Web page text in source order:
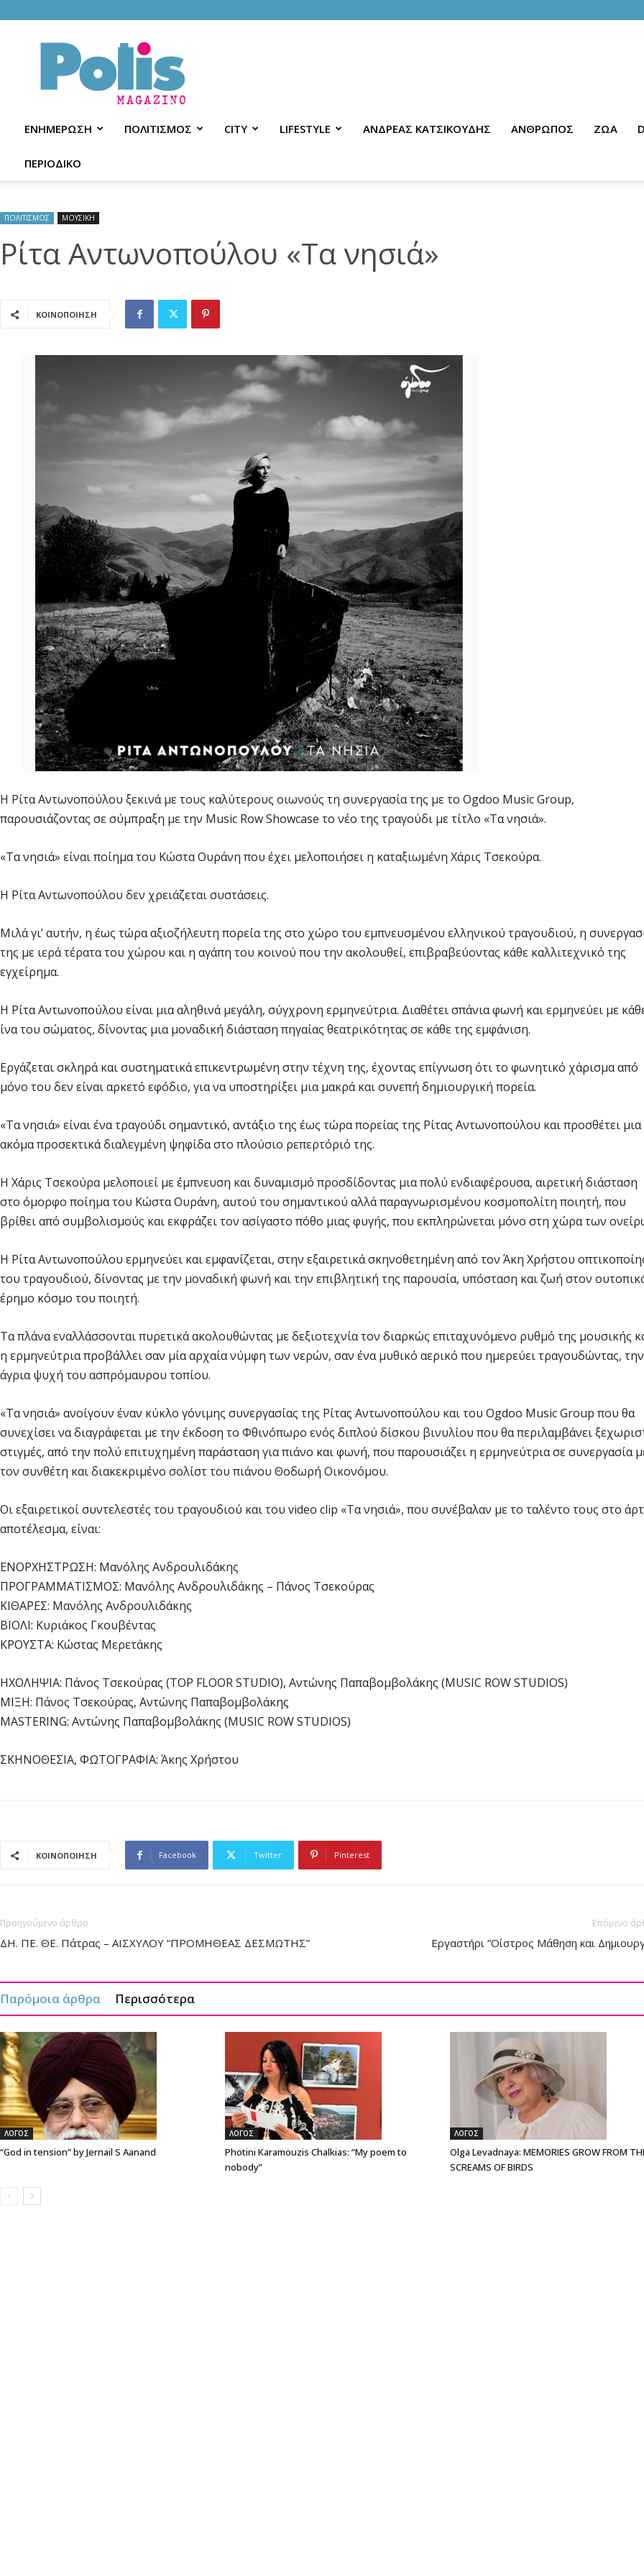
Polis
Magazino
ΕΝΗΜΕΡΩΣΗ ΠΟΛΙΤΙΣΜΟΣ CITY LIFESTYLE ΑΝΔΡΕΑΣ ΚΑΤΣΙΚΟΥΔΗΣ ΑΝΘΡΩΠΟΣ ΖΩΑ
ΠΕΡΙΟΔΙΚΟ
ΠΟΛΙΤΙΣΜΟΣ ΜΟΥΣΙΚΗ
Ρίτα Αντωνοπούλου «Τα νησιά»
ΚΟΙΝΟΠΟΙΗΣΗ
Η Ρίτα Αντωνοπούλου ξεκινά με τους καλύτερους οιωνούς τη συνεργασία της με το Ogdoo Music Group,
παρουσιάζοντας σε σύμπραξη με την Music Row Showcase το νέο της τραγούδι με τίτλο «Τα νησιά».
«Τα νησιά» είναι ποίημα του Κώστα Ουράνη που έχει μελοποιήσει η καταξιωμένη Χάρις Τσεκούρα.
Η Ρίτα Αντωνοπούλου δεν χρειάζεται συστάσεις.
Μιλά γι’ αυτήν, η έως τώρα αξιοζήλευτη πορεία της στο χώρο του εμπνευσμένου ελληνικού τραγουδιού, η
της με ιερά τέρατα του χώρου και η αγάπη του κοινού που την ακολουθεί, επιβραβεύοντας κάθε καλλιτεχνικό της
εγχείρημα.
Η Ρίτα Αντωνοπούλου είναι μια αληθινά μεγάλη, σύγχρονη ερμηνεύτρια. Διαθέτει σπάνια φωνή και ερμηνεύει με
ίνα του σώματος, δίνοντας μια μοναδική διάσταση πηγαίας θεατρικότητας σε κάθε της εμφάνιση.
Εργάζεται σκληρά και συστηματικά επικεντρωμένη στην τέχνη της, έχοντας επίγνωση ότι το φωνητικό χάρισμα από
μόνο του δεν είναι αρκετό εφόδιο, για να υποστηρίξει μια μακρά και συνεπή δημιουργική πορεία.
«Τα νησιά» είναι ένα τραγούδι σημαντικό, αντάξιο της έως τώρα πορείας της Ρίτας Αντωνοπούλου και προσθέτει μια
ακόμα προσεκτικά διαλεγμένη ψηφίδα στο πλούσιο ρεπερτόριό της.
Η Χάρις Τσεκούρα μελοποιεί με έμπνευση και δυναμισμό προσδίδοντας μια πολύ ενδιαφέρουσα, αιρετική διάσταση
στο όμορφο ποίημα του Κώστα Ουράνη, αυτού του σημαντικού αλλά παραγνωρισμένου κοσμοπολίτη ποιητή, που
βρίθει από συμβολισμούς και εκφράζει τον ασίγαστο πόθο μιας φυγής, που εκπληρώνεται μόνο στη χώρα των
Η Ρίτα Αντωνοπούλου ερμηνεύει και εμφανίζεται, στην εξαιρετικά σκηνοθετημένη από τον Άκη Χρήστου
του τραγουδιού, δίνοντας με την μοναδική φωνή και την επιβλητική της παρουσία, υπόσταση και ζωή στον
έρημο κόσμο του ποιητή.
Τα πλάνα εναλλάσσονται πυρετικά ακολουθώντας με δεξιοτεχνία τον διαρκώς επιταχυνόμενο ρυθμό της μουσικής
η ερμηνεύτρια προβάλλει σαν μία αρχαία νύμφη των νερών, σαν ένα μυθικό αερικό που ημερεύει τραγουδώντας, την
άγρια ψυχή του ασπρόμαυρου τοπίου.
«Τα νησιά» ανοίγουν έναν κύκλο γόνιμης συνεργασίας της Ρίτας Αντωνοπούλου και του Ogdoo Music Group που θα
συνεχίσει να διαγράφεται με την έκδοση το Φθινόπωρο ενός διπλού δίσκου βινυλίου που θα περιλαμβάνει
στιγμές, από την πολύ επιτυχημένη παράσταση για πιάνο και φωνή, που παρουσιάζει η ερμηνεύτρια σε συνεργασία
τον συνθέτη και διακεκριμένο σολίστ του πιάνου Θοδωρή Οικονόμου.
Οι εξαιρετικοί συντελεστές του τραγουδιού και του video clip «Τα νησιά», που συνέβαλαν με το ταλέντο τους στο
αποτέλεσμα, είναι:
ENOPXHΣTPΩΣΗ: Μανόλης Ανδρουλιδάκης
ΠΡΟΓΡΑΜΜΑΤΙΣΜΟΣ: Μανόλης Ανδρουλιδάκης – Πάνος Τσεκούρας
KIΘAPEΣ: Μανόλης Ανδρουλιδάκης
BIOΛI: Κυριάκος Γκουβέντας
KPOYΣTA: Κώστας Μερετάκης
HXOΛHΨIA: Πάνος Τσεκούρας (TOP FLOOR STUDIO), Αντώνης Παπαβομβολάκης (MUSIC ROW STUDIOS)
ΜΙΞΗ: Πάνος Τσεκούρας, Αντώνης Παπαβομβολάκης
MASTERING: Αντώνης Παπαβομβολάκης (MUSIC ROW STUDIOS)
ΣΚΗΝΟΘΕΣΙΑ, ΦΩΤΟΓΡΑΦΙΑ: Άκης Χρήστου
ΚΟΙΝΟΠΟΙΗΣΗ Facebook Twitter Pinterest
Προηγούμενο άρθρο
ΔΗ. ΠΕ. ΘΕ. Πάτρας – ΑΙΣΧΥΛΟΥ “ΠΡΟΜΗΘΕΑΣ ΔΕΣΜΩΤΗΣ”
Επόμενο
Εργαστήρι “Οίστρος Μάθηση και
Παρόμοια άρθρα Περισσότερα
ΛΟΓΟΣ
“God in tension” by Jernail S Aanand
ΛΟΓΟΣ
Photini Karamouzis Chalkias: “My poem to
nobody”
ΛΟΓΟΣ
Olga Levadnaya: MEMORIES GROW FROM
SCREAMS OF BIRDS